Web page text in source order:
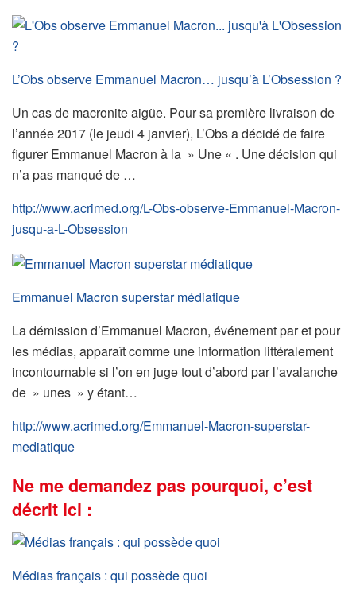
L’Obs observe Emmanuel Macron… jusqu’à L’Obsession ?
Un cas de macronite aigüe. Pour sa première livraison de
l’année 2017 (le jeudi 4 janvier), L’Obs a décidé de faire
figurer Emmanuel Macron à la » Une « . Une décision qui
n’a pas manqué de …
http://www.acrimed.org/L-Obs-observe-Emmanuel-Macron-
jusqu-a-L-Obsession
Emmanuel Macron superstar médiatique
La démission d’Emmanuel Macron, événement par et pour
les médias, apparaît comme une information littéralement
incontournable si l’on en juge tout d’abord par l’avalanche
de » unes » y étant…
http://www.acrimed.org/Emmanuel-Macron-superstar-
mediatique
Ne me demandez pas pourquoi, c’est
décrit ici :
Médias français : qui possède quoi